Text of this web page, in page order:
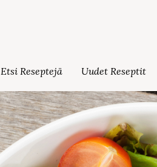
Etsi Reseptejä Uudet Reseptit